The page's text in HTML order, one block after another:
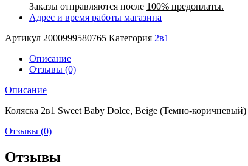
Dark
Beige
коричневый)
Заказы отправляются после 100% предоплаты.
Адрес и время работы магазина
Артикул 2000999580765 Категория 2в1
Описание
Отзывы (0)
Описание
Коляска 2в1 Sweet Baby Dolce, Beige (Темно-коричневый)
Отзывы (0)
Отзывы